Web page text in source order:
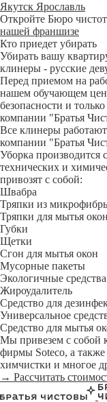
Якутск Ярославль
Откройте Бюро
нашей франшизе
Кто приедет убирать
Убирать вашу
клинеры - русские
Перед приемом на
нашем обучающем
безопасности и
компании "Братья
Все клинеры
компании "Братья
Уборка
технических и
привозят с собой:
Швабра
Тряпки из
Тряпки для мытья окон
Губки
Щетки
Сгон для мытья окон
Мусорные пакеты
Экологичные
Жироудалитель
Средство для
Универсальное
Средство для мытья
Мы привезем с собой
фирмы Soteco, а также
химчистки и
→ Рассчитать